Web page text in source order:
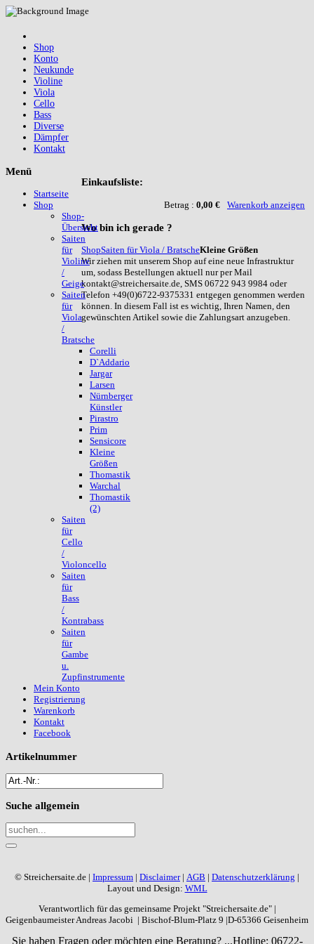
Shop
Konto
Neukunde
Violine
Viola
Cello
Bass
Diverse
Dämpfer
Kontakt
Einkaufsliste:
Betrag : 0,00 € Warenkorb anzeigen
Wobin ich gerade ?
ShopSaiten für Viola / BratscheKleine Größen
Wir ziehen mit unserem Shop auf eine neue Infrastruktur
um, sodass Bestellungen aktuell nur per Mail
kontakt@streichersaite.de, SMS 06722 943 9984 oder
Telefon +49(0)6722-9375331 entgegen genommen werden
können. In diesem Fall ist es wichtig, Ihren Namen, den
gewünschten Artikel sowie die Zahlungsart anzugeben.
Menü
Startseite
Shop
Shop-
Übersicht
Saiten
für
Violine
/
Geige
Saiten
für
Viola
/
Bratsche
Corelli
D`Addario
Jargar
Larsen
Nürnberger
Künstler
Pirastro
Prim
Sensicore
Kleine
Größen
Thomastik
Warchal
Thomastik
(2)
Saiten
für
Cello
/
Violoncello
Saiten
für
Bass
/
Kontrabass
Saiten
für
Gambe
u.
Zupfinstrumente
Mein Konto
Registrierung
Warenkorb
Kontakt
Facebook
Artikelnummer
Suche allgemein
© Streichersaite.de | Impressum | Disclaimer| AGB | Datenschutzerklärung |
Layout und Design: WML
Verantwortlich für das gemeinsame Projekt "Streichersaite.de" |
Geigenbaumeister Andreas Jacobi | Bischof-Blum-Platz 9 |D-65366 Geisenheim
Sie haben Fragen oder möchten eine Beratung? ...Hotline: 06722-